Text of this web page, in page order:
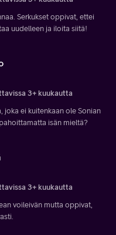
Serkukset oppivat, ettei
uudelleen ja iloita siitä!
3+ kuukautta
joka ei kuitenkaan ole Sonian
isän mieltä?
3+ kuukautta
voileivän mutta oppivat,